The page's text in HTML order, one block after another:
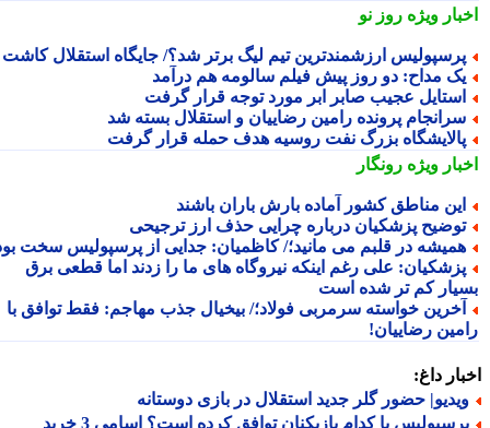
ویژهروز نو
ارزشمندترین تیم لیگ برتر شد؟/ جایگاه استقلال کاشت
مداح: دو روز پیش فیلم سالومه هم درآمد
عجیب صابر ابر مورد توجه قرار گرفت
پرونده رامین رضاییان و استقلال بسته شد
بزرگ نفت روسیه هدف حمله قرار گرفت
ویژهرونگار
مناطق کشور آماده بارش باران باشند
پزشکیان درباره چرایی حذف ارز ترجیحی
در قلبم می مانید؛/ کاظمیان: جدایی از پرسپولیس سخت بود
علی رغم اینکه نیروگاه های ما را زدند اما قطعی برق
کم تر شده است
خواسته سرمربی فولاد؛/ بیخیال جذب مهاجم: فقط توافق با
رضاییان!
داغ:
حضور گلر جدید استقلال در بازی دوستانه
پرسپولیس با کدام بازیکنان توافق کرده است؟ اسامی 3 خرید